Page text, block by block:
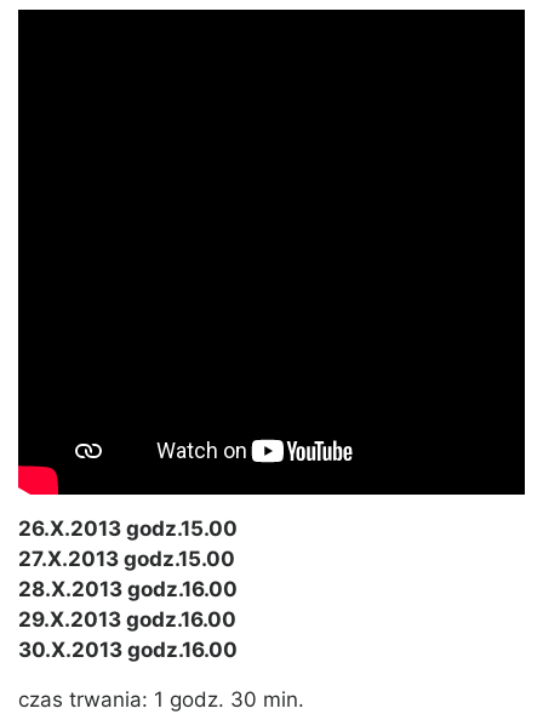
26.X.2013 godz.15.00
27.X.2013 godz.15.00
28.X.2013 godz.16.00
29.X.2013 godz.16.00
30.X.2013 godz.16.00
czas trwania: 1 godz. 30 min.